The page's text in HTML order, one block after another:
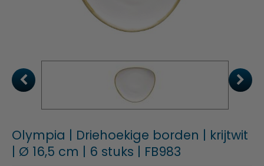
Olympia | Driehoekige borden | krijtwit
| Ø 16,5 cm | 6 stuks | FB983